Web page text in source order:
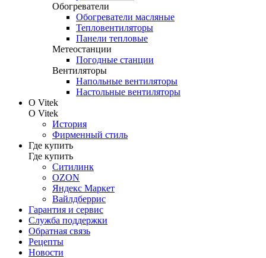
Обогреватели
Обогреватели масляные
Тепловентиляторы
Панели тепловые
Метеостанции
Погодные станции
Вентиляторы
Напольные вентиляторы
Настольные вентиляторы
О Vitek
О Vitek
История
Фирменный стиль
Где купить
Где купить
Ситилинк
OZON
Яндекс Маркет
Вайлдберрис
Гарантия и сервис
Служба поддержки
Обратная связь
Рецепты
Новости